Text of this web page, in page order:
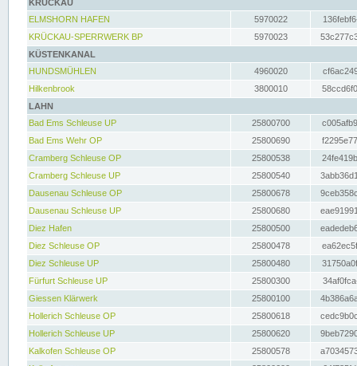
KRÜCKAU
ELMSHORN HAFEN
5970022
KRÜCKAU-SPERRWERK BP
5970023
KÜSTENKANAL
HUNDSMÜHLEN
4960020
Hilkenbrook
3800010
LAHN
Bad Ems Schleuse UP
25800700
Bad Ems Wehr OP
25800690
Cramberg Schleuse OP
25800538
Cramberg Schleuse UP
25800540
Dausenau Schleuse OP
25800678
Dausenau Schleuse UP
25800680
Diez Hafen
25800500
Diez Schleuse OP
25800478
Diez Schleuse UP
25800480
Fürfurt Schleuse UP
25800300
Giessen Klärwerk
25800100
Hollerich Schleuse OP
25800618
Hollerich Schleuse UP
25800620
Kalkofen Schleuse OP
25800578